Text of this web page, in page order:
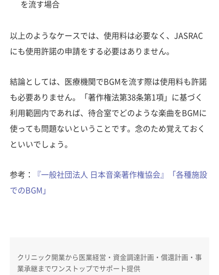
を流す場合
以上のようなケースでは、使用料は必要なく、JASRAC
にも使用許諾の申請をする必要はありません。
結論としては、医療機関でBGMを流す際は使用料も許諾
も必要ありません。「著作権法第38条第1項」に基づく
利用範囲内であれば、待合室でどのような楽曲をBGMに
使っても問題ないということです。念のため覚えておく
といいでしょう。
参考：
『一般社団法人 日本音楽著作権協会』「各種施設
でのBGM」
クリニック開業から医業経営・資金調達計画・償還計画・事
業承継までワンストップでサポート提供